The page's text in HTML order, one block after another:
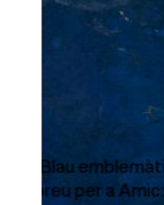
Póster